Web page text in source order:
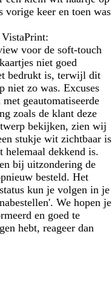
vorige keer en toen was
voor de soft-touch
niet goed
bedrukt is, terwijl dit
niet zo was. Excuses
geautomatiseerde
zoals de klant deze
bekijken, zien wij
stukje wit zichtbaar is
helemaal dekkend is.
bij uitzondering de
besteld. Het
kun je volgen in je
We hopen je
en goed te
hebt, reageer dan